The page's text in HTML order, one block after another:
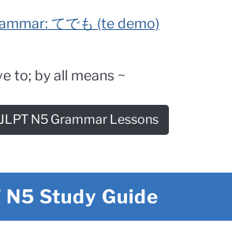
てでも (te demo)
to; by all means ~
N5 Grammar Lessons
N5 Study Guide